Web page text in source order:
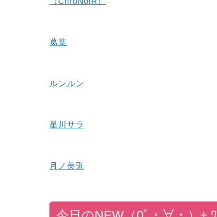
葛葉
ルンルン
星川サラ
月ノ美兎